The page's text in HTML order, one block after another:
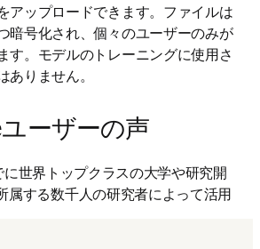
アップロードできます。ファイルは
暗号化され、個々のユーザーのみが
す。モデルのトレーニングに使用さ
ありません。
ーザーの声
に世界トップクラスの大学や研究開
属する数千人の研究者によって活用